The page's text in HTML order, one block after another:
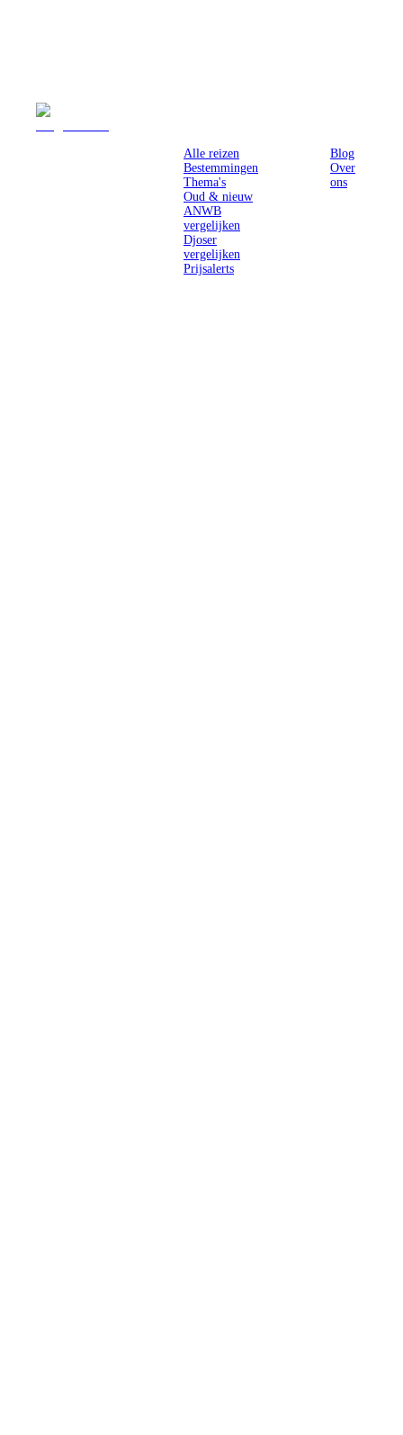
Alle reizen
Bestemmingen
Thema's
Oud & nieuw
ANWB
vergelijken
Djoser
vergelijken
Prijsalerts
Blog
Over
ons